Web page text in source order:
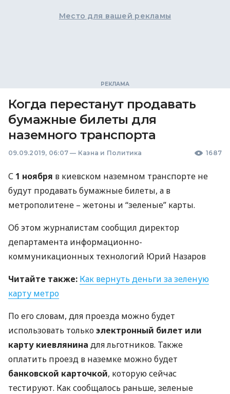
Место для вашей рекламы
Когда перестанут продавать
бумажные билеты для
наземного транспорта
09.09.2019, 06:07 — Казна и Политика 1687
С 1 ноября в киевском наземном транспорте не
будут продавать бумажные билеты, а в
метрополитене – жетоны и “зеленые” карты.
Об этом журналистам сообщил директор
департамента информационно-
коммуникационных технологий Юрий Назаров
Читайте также: Как вернуть деньги за зеленую
карту метро
По его словам, для проезда можно будет
использовать толькоэлектронный билет или
карту киевлянина для льготников. Также
оплатить проезд в наземке можно будет
банковской карточкой, которую сейчас
тестируют. Как сообщалось раньше, зеленые